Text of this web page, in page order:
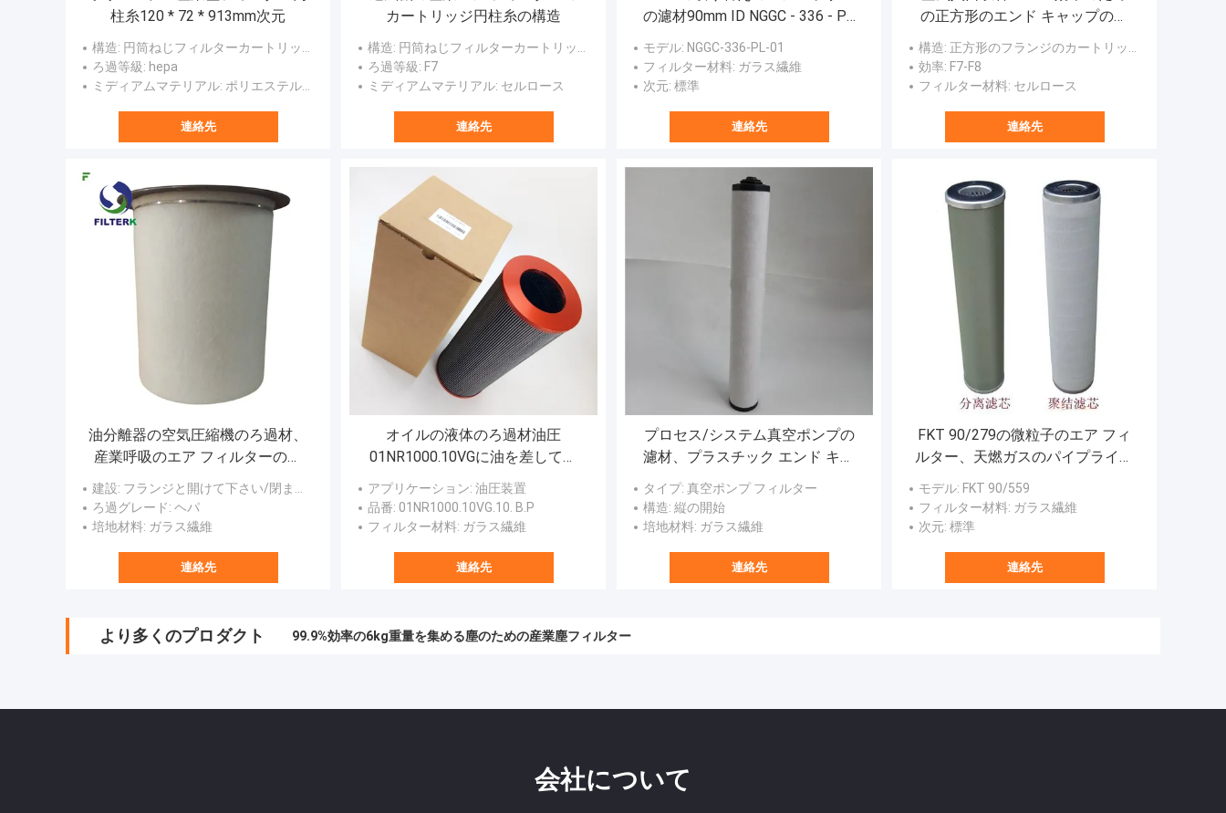
柱糸120 * 72 * 913mm次元
構造: 円筒ねじフィルターカートリッジ
ろ過等級: hepa
ミディアムマテリアル: ポリエステルまたはその他のオプション
連絡先
カートリッジ円柱糸の構造
構造: 円筒ねじフィルターカートリッジ
ろ過等級: F7
ミディアムマテリアル: セルロース
連絡先
の濾材90mm ID NGGC - 336 - PL
- 01モデル
モデル: NGGC-336-PL-01
フィルター材料: ガラス繊維
次元: 標準
連絡先
の正方形のエンド キャップのガ
ス タービンのろ過材
構造: 正方形のフランジのカートリッジ フィルター
効率: F7-F8
フィルター材料: セルロース
連絡先
油分離器の空気圧縮機のろ過材、
産業呼吸のエア フィルターのカ
ートリッジ
建設: フランジと開けて下さい/閉まりました
ろ過グレード: ヘパ
培地材料: ガラス繊維
連絡先
オイルの液体のろ過材油圧
01NR1000.10VGに油を差して下
さい。10. B.PモデルInternormen
の取り替え
アプリケーション: 油圧装置
品番: 01NR1000.10VG.10. B.P
フィルター材料: ガラス繊維
連絡先
プロセス/システム真空ポンプの
濾材、プラスチック エンド キャ
ップの真空ポンプの排気フィルタ
タイプ: 真空ポンプ フィルター
構造: 縦の開始
培地材料: ガラス繊維
連絡先
FKT 90/279の微粒子のエア フィ
ルター、天燃ガスのパイプライン
のための油圧スクリーン フィル
ター
モデル: FKT 90/559
フィルター材料: ガラス繊維
次元: 標準
連絡先
より多くのプロダクト 99.9%効率の6kg重量を集める塵のための産業塵フィルター
セメント・サイロの上の産業塵フィルターPTFEのコーティングとの高い気流
会社について